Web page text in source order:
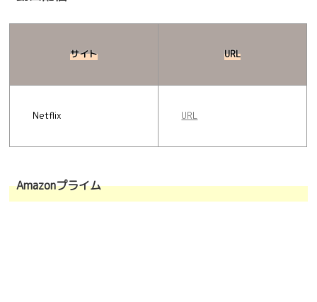
サイト URL
Netflix URL
Amazonプライム